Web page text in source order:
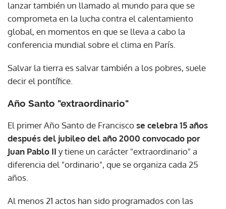
lanzar también un llamado al mundo para que se
comprometa en la lucha contra el calentamiento
global, en momentos en que se lleva a cabo la
conferencia mundial sobre el clima en París.
Salvar la tierra es salvar también a los pobres, suele
decir el pontífice.
Año Santo "extraordinario"
El primer Año Santo de Franciscose celebra 15 años
después del jubileo del año 2000 convocado por
Juan Pablo II y tiene un carácter "extraordinario" a
diferencia del "ordinario", que se organiza cada 25
años.
Al menos 21 actos han sido programados con las